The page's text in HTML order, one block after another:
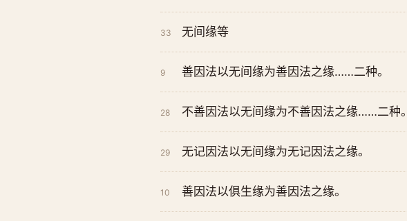
33 无间缘等
9 善因法以无间缘为善因法之缘……二种。
28 不善因法以无间缘为不善因法之缘……二种。
29 无记因法以无间缘为无记因法之缘。
10 善因法以俱生缘为善因法之缘。